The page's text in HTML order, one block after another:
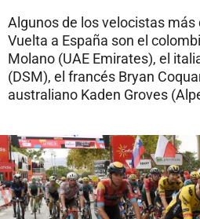
Algunos de los velocistas más
Vuelta a España son el
Molano (UAE Emirates), el
(DSM), el francés Bryan
australiano Kaden Groves